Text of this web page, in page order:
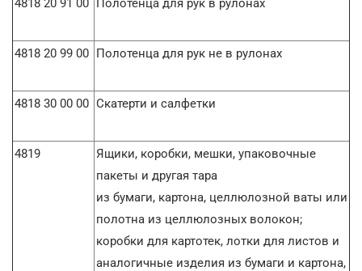
4818 20 91 00 Полотенца для рук в рулонах
4818 20 99 00 Полотенца для рук не в рулонах
4818 30 00 00 Скатерти и салфетки
4819
Ящики, коробки, мешки, упаковочные
пакеты и другая тара
из бумаги, картона, целлюлозной ваты или
полотна из целлюлозных волокон;
коробки для картотек, лотки для листов и
аналогичные изделия из бумаги и картона,